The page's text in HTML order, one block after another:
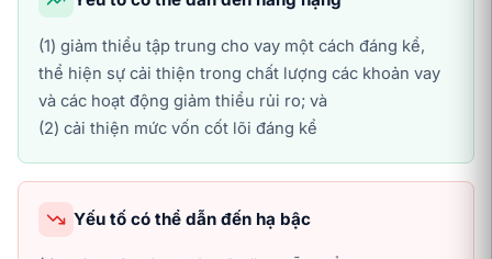
(1) giảm thiểu tập trung cho vay một cách đáng kể,
thể hiện sự cải thiện trong chất lượng các khoản vay
và các hoạt động giảm thiểu rủi ro; và
(2) cải thiện mức vốn cốt lõi đáng kể
Yếu tố có thể dẫn đến hạ bậc